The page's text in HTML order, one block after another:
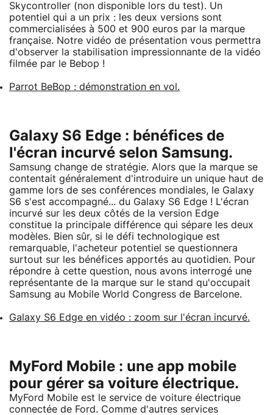
Skycontroller (non disponible lors du test). Un
potentiel qui a un prix : les deux versions sont
commercialisées à 500 et 900 euros par la marque
française. Notre vidéo de présentation vous permettra
d'observer la stabilisation impressionnante de la vidéo
filmée par le Bebop !
Parrot BeBop : démonstration en vol.
Galaxy S6 Edge : bénéfices de
l'écran incurvé selon Samsung.
Samsung change de stratégie. Alors que la marque se
contentait généralement d'introduire un unique haut de
gamme lors de ses conférences mondiales, le Galaxy
S6 s'est accompagné... du Galaxy S6 Edge ! L'écran
incurvé sur les deux côtés de la version Edge
constitue la principale différence qui sépare les deux
modèles. Bien sûr, si le défi technologique est
remarquable, l'acheteur potentiel se questionnera
surtout sur les bénéfices apportés au quotidien. Pour
répondre à cette question, nous avons interrogé une
représentante de la marque sur le stand qu'occupait
Samsung au Mobile World Congress de Barcelone.
Galaxy S6 Edge en vidéo : zoom sur l'écran incurvé.
MyFord Mobile : une app mobile
pour gérer sa voiture électrique.
MyFord Mobile est le service de voiture électrique
connectée de Ford. Comme d'autres services